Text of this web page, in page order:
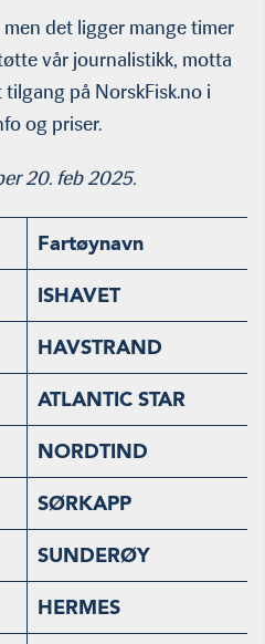
det ligger mange timer
vår journalistikk, motta
på NorskFisk.no i
og priser.
20. feb 2025.
Fartøynavn
ISHAVET
HAVSTRAND
ATLANTIC STAR
NORDTIND
SØRKAPP
SUNDERØY
HERMES